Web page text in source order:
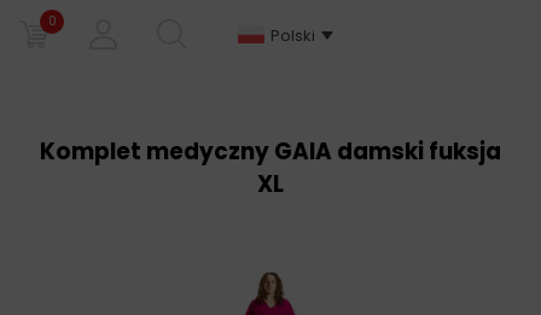
0
Polski
Komplet medyczny GAIA damski fuksja
XL